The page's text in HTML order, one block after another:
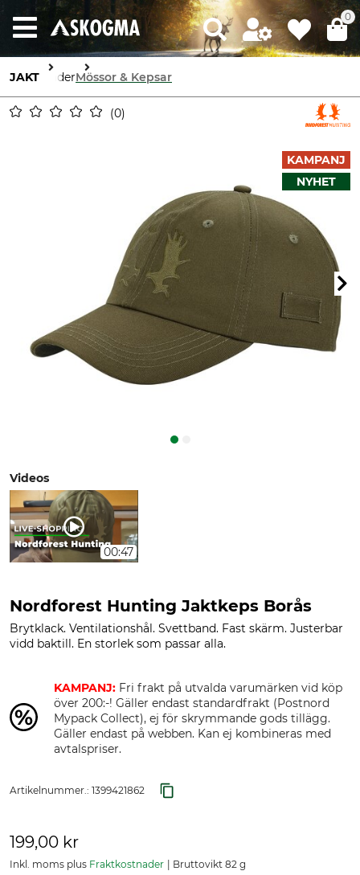
0
JAKT KläderMössor & Kepsar
0
Videos
00:47
KAMPANJ
NYHET
Nordforest Hunting Jaktkeps Borås
Brytklack. Ventilationshål. Svettband. Fast skärm. Justerbar
vidd baktill. En storlek som passar alla.
KAMPANJ: Fri frakt på utvalda varumärken vid köp
över 200:-! Gäller endast standardfrakt (Postnord
Mypack Collect), ej för skrymmande gods tillägg.
Gäller endast på webben. Kan ej kombineras med
avtalspriser.
Artikelnummer.: 1399421862
199,00 kr
Inkl. moms plus Fraktkostnader Bruttovikt 82 g